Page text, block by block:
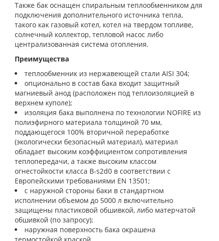
Также бак оснащен спиральным теплообменником для
подключения дополнительного источника тепла,
такого как газовый котел, котел на твердом топливе,
солнечный коллектор, тепловой насос либо
централизованная система отопления.
Преимущества
теплообменник из нержавеющей стали AISI 304;
опционально в состав бака входит защитный
магниевый анод (расположен под теплоизоляцией в
верхнем куполе);
изоляция бака выполнена по технологии NOFIRE из
полиэфирного материала толщиной 70 мм,
поддающегося 100% вторичной переработке
(экологически безопасный материал), материал
обладает высоким коэффициентом сопротивления
теплопередачи, а также высоким классом
огнестойкости класса B-s2d0 в соответствии с
Европейскими требованиями EN 13501;
с наружной стороны баки в стандартном
исполнении объемом до 5000 л включительно
защищены пластиковой обшивкой, либо матерчатой
обшивкой (по запросу);
наружная поверхность бака окрашена